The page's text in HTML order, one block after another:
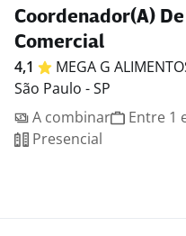
Coordenador(A)
Comercial
4,1 MEGA G
São Paulo - SP
A combinar
Entre 1
Presencial